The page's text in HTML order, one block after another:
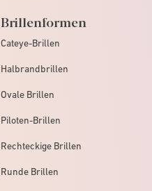
Brillenformen
Cateye-Brillen
Halbrandbrillen
Ovale Brillen
Piloten-Brillen
Rechteckige Brillen
Runde Brillen